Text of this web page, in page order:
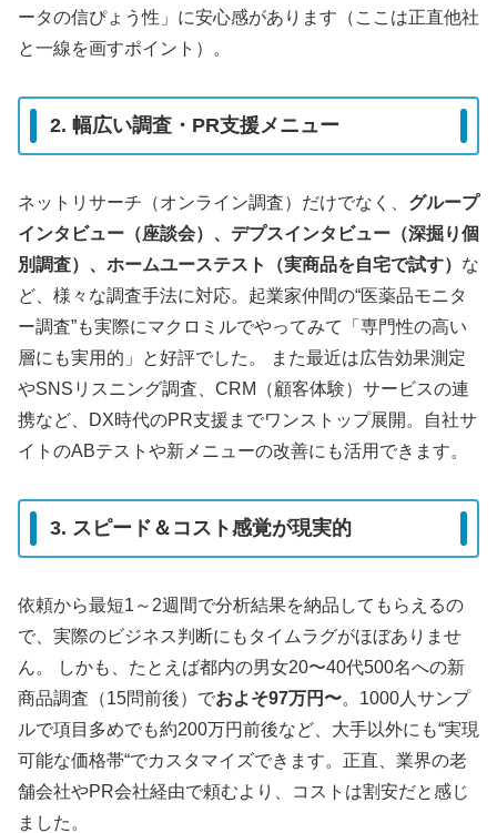
ータの信ぴょう性」に安心感があります（ここは正直他社
と一線を画すポイント）。
2. 幅広い調査・PR支援メニュー
ネットリサーチ（オンライン調査）だけでなく、 グループ
インタビュー（座談会）、デプスインタビュー（深掘り個
別調査）、ホームユーステスト（実商品を自宅で試す） な
ど、様々な調査手法に対応。起業家仲間の“医薬品モニタ
ー調査”も実際にマクロミルでやってみて「専門性の高い
層にも実用的」と好評でした。 また最近は広告効果測定
やSNSリスニング調査、CRM（顧客体験）サービスの連
携など、DX時代のPR支援までワンストップ展開。自社サ
イトのABテストや新メニューの改善にも活用できます。
3. スピード＆コスト感覚が現実的
依頼から最短1～2週間で分析結果を納品してもらえるの
で、実際のビジネス判断にもタイムラグがほぼありませ
ん。 しかも、たとえば都内の男女20〜40代500名への新
商品調査（15問前後）でおよそ97万円〜。1000人サンプ
ルで項目多めでも約200万円前後など、大手以外にも“実現
可能な価格帯“でカスタマイズできます。正直、業界の老
舗会社やPR会社経由で頼むより、コストは割安だと感じ
ました。